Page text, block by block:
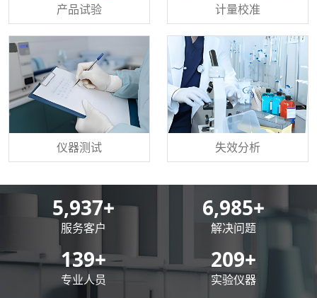
产品试验 计量校准
仪器测试 失效分析
8,500+
服务客户
10,000+
解决问题
200+
专业人员
300+
实验仪器